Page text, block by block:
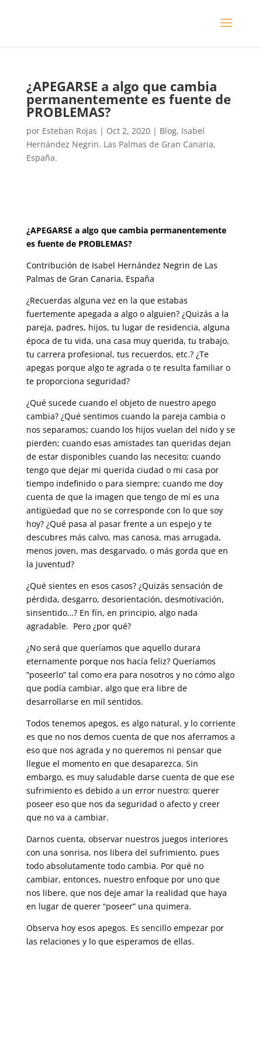
¿APEGARSE a algo que cambia
permanentemente es fuente de
PROBLEMAS?
por Esteban Rojas | Oct 2, 2020| Blog, Isabel
Hernández Negrin. Las Palmas de Gran Canaria,
España.
¿APEGARSE a algo que cambia permanentemente
es fuente de PROBLEMAS?
Contribución de Isabel Hernández Negrin de Las
Palmas de Gran Canaria, España
¿Recuerdas alguna vez en la que estabas
fuertemente apegada a algo o alguien? ¿Quizás a la
pareja, padres, hijos, tu lugar de residencia, alguna
época de tu vida, una casa muy querida, tu trabajo,
tu carrera profesional, tus recuerdos, etc.? ¿Te
apegas porque algo te agrada o te resulta familiar o
te proporciona seguridad?
¿Qué sucede cuando el objeto de nuestro apego
cambia? ¿Qué sentimos cuando la pareja cambia o
nos separamos; cuando los hijos vuelan del nido y se
pierden; cuando esas amistades tan queridas dejan
de estar disponibles cuando las necesito; cuando
tengo que dejar mi querida ciudad o mi casa por
tiempo indefinido o para siempre; cuando me doy
cuenta de que la imagen que tengo de mí es una
antigüedad que no se corresponde con lo que soy
hoy? ¿Qué pasa al pasar frente a un espejo y te
descubres más calvo, mas canosa, mas arrugada,
menos joven, mas desgarvado, o más gorda que en
la juventud?
¿Qué sientes en esos casos? ¿Quizás sensación de
pérdida, desgarro, desorientación, desmotivación,
sinsentido…? En fín, en principio, algo nada
agradable. Pero ¿por qué?
¿No será que queríamos que aquello durara
eternamente porque nos hacía feliz? Queríamos
“poseerlo” tal como era para nosotros y no cómo algo
que podía cambiar, algo que era libre de
desarrollarse en mil sentidos.
Todos tenemos apegos, es algo natural, y lo corriente
es que no nos demos cuenta de que nos aferramos a
eso que nos agrada y no queremos ni pensar que
llegue el momento en que desaparezca. Sin
embargo, es muy saludable darse cuenta de que ese
sufrimiento es debido a un error nuestro: querer
poseer eso que nos da seguridad o afecto y creer
que no va a cambiar.
Darnos cuenta, observar nuestros juegos interiores
con una sonrisa, nos libera del sufrimiento, pues
todo absolutamente todo cambia. Por qué no
cambiar, entonces, nuestro enfoque por uno que
nos libere, que nos deje amar la realidad que haya
en lugar de querer “poseer” una quimera.
Observa hoy esos apegos. Es sencillo empezar por
las relaciones y lo que esperamos de ellas.